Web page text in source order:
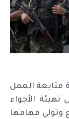
متابعة العمل
الأجواء
وتولي مهامها